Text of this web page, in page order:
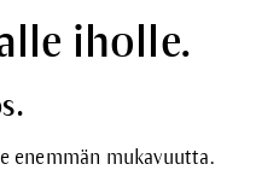
iholle.
enemmän mukavuutta.